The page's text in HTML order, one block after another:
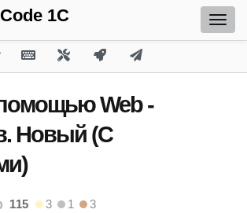
1C
Web -
Новый (С
115 3 1 3